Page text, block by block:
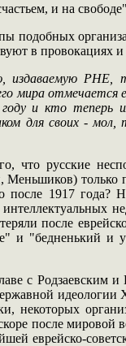
и на
подобных
в провокациях
РНЕ,
мира
году и кто
для своих -
что русские
только
1917 года?
после
и "бедненький
с Родзаевским
некоторых
после мировой
еврейско-